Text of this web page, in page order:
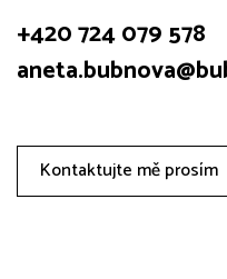
+420 724 079 578
Kontaktujte mě prosím